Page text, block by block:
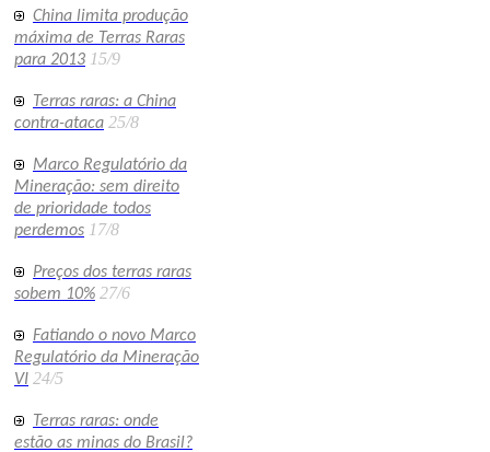
China limita produção
máxima de Terras Raras
para 2013 15/9
Terras raras: a China
contra-ataca 25/8
Marco Regulatório da
Mineração: sem direito
de prioridade todos
perdemos 17/8
Preços dos terras raras
sobem 10% 27/6
Fatiando o novo Marco
Regulatório da Mineração
VI 24/5
Terras raras: onde
estão as minas do Brasil?